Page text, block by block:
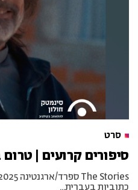
סרט
סיפורים קרועים |